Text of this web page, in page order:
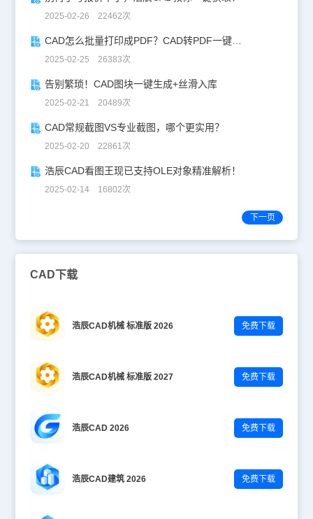
2025-02-26 22462次
CAD怎么批量打印成PDF？CAD转PDF一键批量完成！
2025-02-25 26383次
告别繁琐！CAD图块一键生成+丝滑入库
2025-02-21 20489次
CAD常规截图VS专业截图，哪个更实用？
2025-02-20 22861次
浩辰CAD看图王现已支持OLE对象精准解析！
2025-02-14 16802次
下一页
CAD下载
浩辰CAD机械 标准版 2026 免费下载
浩辰CAD机械 标准版 2027 免费下载
浩辰CAD 2026 免费下载
浩辰CAD建筑 2026 免费下载